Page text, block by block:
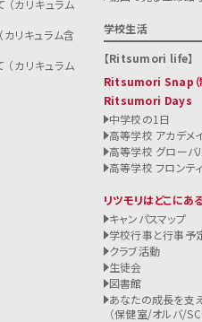
カリキュラム
リキュラム含
カリキュラム
学校生活
Ritsumori life
Ritsumori Snap（
Ritsumori Days
中学校の1日
高等学校 アカデメ
高等学校 グローバ
高等学校 フロンテ
リツモリはどこにあ
キャンパスマップ
学校行事と行事予
クラブ活動
生徒会
図書館
あなたの成長を支
（保健室/オルバ/SC